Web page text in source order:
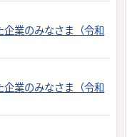
業のみなさま（令和
業のみなさま（令和